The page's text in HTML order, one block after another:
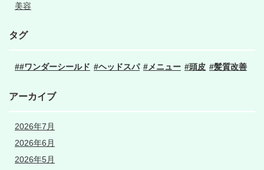
美容
タグ
#ワンダーシールド ヘッドスパ メニュー 頭皮 髪質改善
アーカイブ
2026年7月
2026年6月
2026年5月